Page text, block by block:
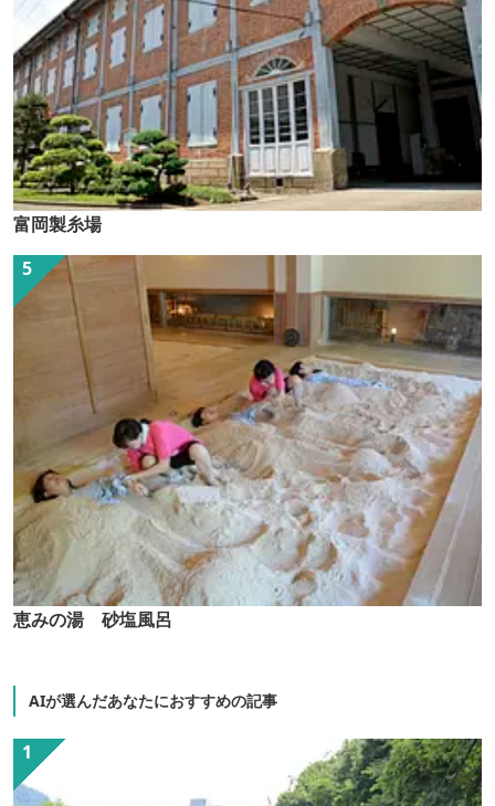
富岡製糸場
恵みの湯 砂塩風呂
AIが選んだあなたにおすすめの記事